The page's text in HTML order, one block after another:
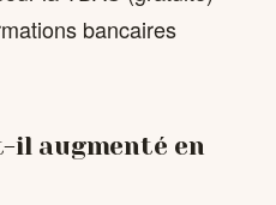
bancaires
il augmenté en